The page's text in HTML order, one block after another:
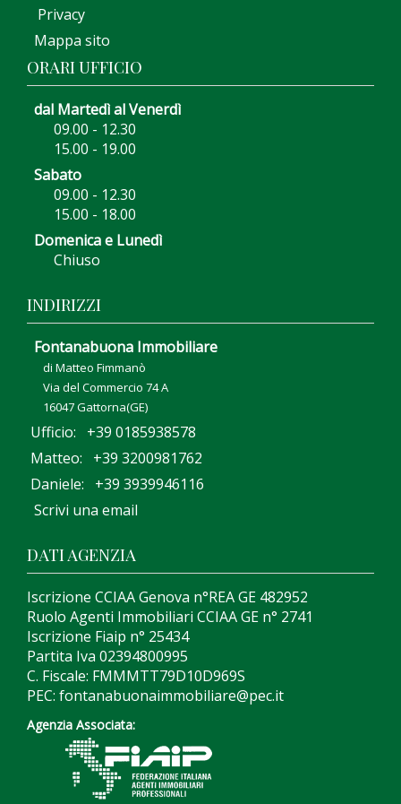
Privacy
Mappa sito
ORARI UFFICIO
dal Martedì al Venerdì
09.00 - 12.30
15.00 - 19.00
Sabato
09.00 - 12.30
15.00 - 18.00
Domenica e Lunedì
Chiuso
INDIRIZZI
Fontanabuona Immobiliare
di Matteo Fimmanò
Via del Commercio 74 A
16047 Gattorna(GE)
Ufficio: +39 0185938578
Matteo: +39 3200981762
Daniele: +39 3939946116
Scrivi una email
DATI AGENZIA
Iscrizione CCIAA Genova n°REA GE 482952
Ruolo Agenti Immobiliari CCIAA GE n° 2741
Iscrizione Fiaip n° 25434
Partita Iva 02394800995
C. Fiscale: FMMMTT79D10D969S
PEC: fontanabuonaimmobiliare@pec.it
Agenzia Associata: